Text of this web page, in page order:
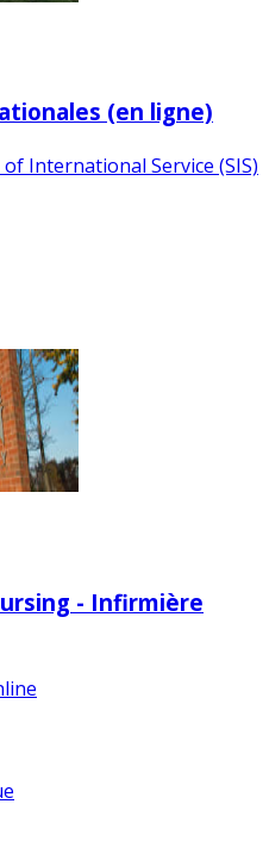
(en ligne)
International Service (SIS)
- Infirmière